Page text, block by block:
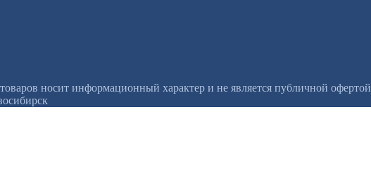
носит информационный характер и не является публичной офертой